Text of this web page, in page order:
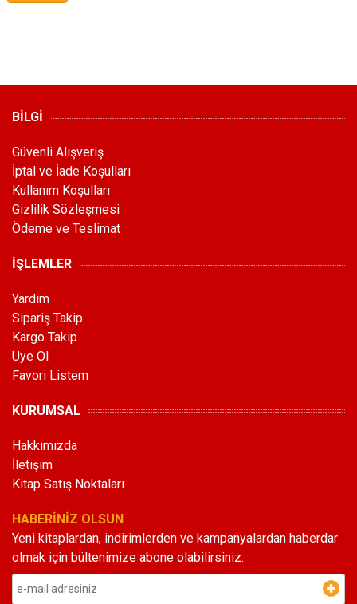
BİLGİ
Güvenli Alışveriş
İptal ve İade Koşulları
Kullanım Koşulları
Gizlilik Sözleşmesi
Ödeme ve Teslimat
İŞLEMLER
Yardım
Sipariş Takip
Kargo Takip
Üye Ol
Favori Listem
KURUMSAL
Hakkımızda
İletişim
Kitap Satış Noktaları
HABERİNİZ OLSUN
Yeni kitaplardan, indirimlerden ve kampanyalardan haberdar
olmak için bültenimize abone olabilirsiniz.